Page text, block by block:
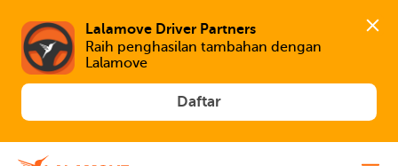
Lalamove Driver Partners
Raih penghasilan tambahan dengan
Lalamove
Daftar